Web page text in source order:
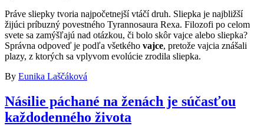
Práve sliepky tvoria najpočetnejší vtáčí druh. Sliepka je najbližší
žijúci príbuzný povestného Tyrannosaura Rexa. Filozofi po celom
svete sa zamýšľajú nad otázkou, či bolo skôr vajce alebo sliepka?
Správna odpoveď je podľa všetkého vajce, pretože vajcia znášali
plazy, z ktorých sa vplyvom evolúcie zrodila sliepka.
By Eunika Laščáková
Násilie páchané na ženách je súčasťou
každodenného života